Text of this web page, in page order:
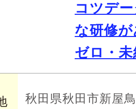
コツデ
な研修
ゼロ・
秋田県秋田市新屋